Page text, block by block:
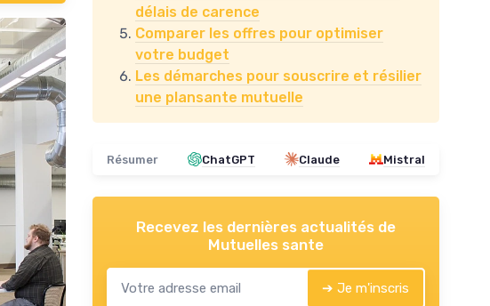
délais de carence
Comparer les offres pour optimiser
votre budget
Les démarches pour souscrire et résilier
une plansante mutuelle
Résumer ChatGPT Claude Mistral
Recevez les dernières actualités de
Mutuelles sante
➔ Je m'inscris